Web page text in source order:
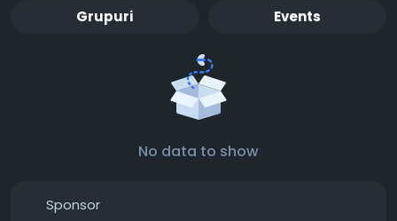
Grupuri Events
No data to show
Sponsor